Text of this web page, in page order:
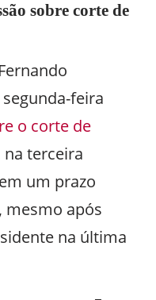
sobre corte de
feira
o corte de
terceira
um prazo
mesmo após
na última